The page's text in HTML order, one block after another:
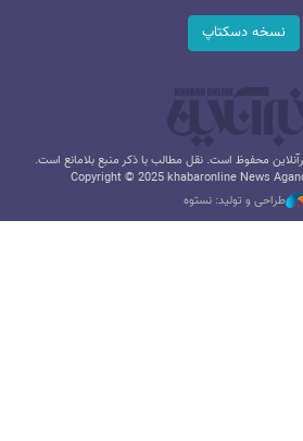
نسخه دسکتاپ
محفوظ است. نقل مطالب با ذکر منبع بلامانع است.
Copyright © 2025 khabaronline News
طراحی و تولید: نستوه